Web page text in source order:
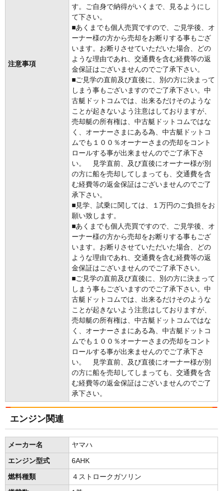
注意事項
す。ご自身で納得がいくまで、見るようにし
て下さい。
■あくまでも個人売買ですので、ご見学後、オ
ーナー様の方から売却をお断りする事もござ
います。お断りさせていただいた場合、どの
ような理由であれ、交通費を含む経費等の返
金保証はございませんのでご了承下さい。
■ご見学の直前及び直後に、別の方に決まって
しまう事もございますのでご了承下さい。中
古艇ドットコムでは、出来るだけそのような
ことが起きないよう注意はしておりますが、
売却艇の所有権は、中古艇ドットコムではな
く、オーナーさまにある為、中古艇ドットコ
ムでも１００％オーナーさまの売却をコント
ロールする事が出来ませんのでご了承下さ
い。 見学直前、及び直後にオーナー様が別
の方に船を売却してしまっても、交通費を含
む経費等の返金保証はございませんのでご了
承下さい。
■見学、試乗に関しては、１万円のご負担をお
願い致します。
■あくまでも個人売買ですので、ご見学後、オ
ーナー様の方から売却をお断りする事もござ
います。お断りさせていただいた場合、どの
ような理由であれ、交通費を含む経費等の返
金保証はございませんのでご了承下さい。
■ご見学の直前及び直後に、別の方に決まって
しまう事もございますのでご了承下さい。中
古艇ドットコムでは、出来るだけそのような
ことが起きないよう注意はしておりますが、
売却艇の所有権は、中古艇ドットコムではな
く、オーナーさまにある為、中古艇ドットコ
ムでも１００％オーナーさまの売却をコント
ロールする事が出来ませんのでご了承下さ
い。 見学直前、及び直後にオーナー様が別
の方に船を売却してしまっても、交通費を含
む経費等の返金保証はございませんのでご了
承下さい。
エンジン関連
メーカー名 ヤマハ
エンジン型式 6AHK
燃料種類 ４ストロークガソリン